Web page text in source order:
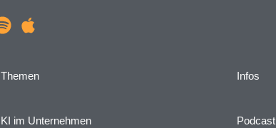
Themen
KI im Unternehmen
Infos
Podcast